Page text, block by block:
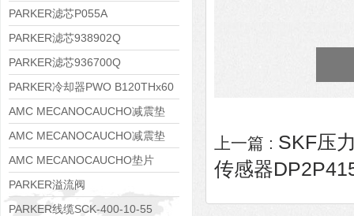
PARKER滤芯P055A
PARKER滤芯938902Q
PARKER滤芯936700Q
PARKER冷却器PWO B120THx60
AMC MECANOCAUCHO减震垫
138552
AMC MECANOCAUCHO减震垫
138551
AMC MECANOCAUCHO垫片
608074
PARKER溢流阀
RE06M35W2N1KWXG087
PARKER线缆SCK-400-10-55
上一篇 : SKF压
传感器